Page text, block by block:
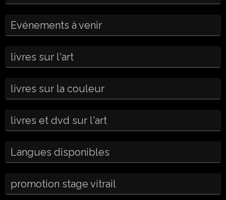
Evénements à venir
livres sur l'art
livres sur la couleur
livres et dvd sur l'art
Langues disponibles
promotion stage vitrail